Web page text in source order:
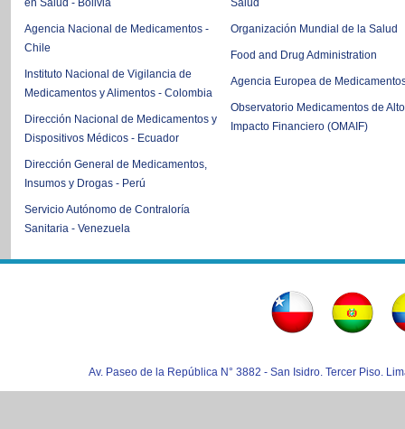
Agencia Nacional de Medicamentos -
Chile
Instituto Nacional de Vigilancia de
Medicamentos y Alimentos - Colombia
Dirección Nacional de Medicamentos y
Dispositivos Médicos - Ecuador
Dirección General de Medicamentos,
Insumos y Drogas - Perú
Servicio Autónomo de Contraloría
Sanitaria - Venezuela
Organización Mundial de la Salud
Food and Drug Administration
Agencia Europea de
Observatorio Medicamentos de Alto
Impacto Financiero (OMAIF)
Av. Paseo de la República N° 3882 - San Isidro. Tercer Piso.